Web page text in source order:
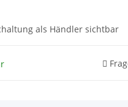
als Händler sichtbar